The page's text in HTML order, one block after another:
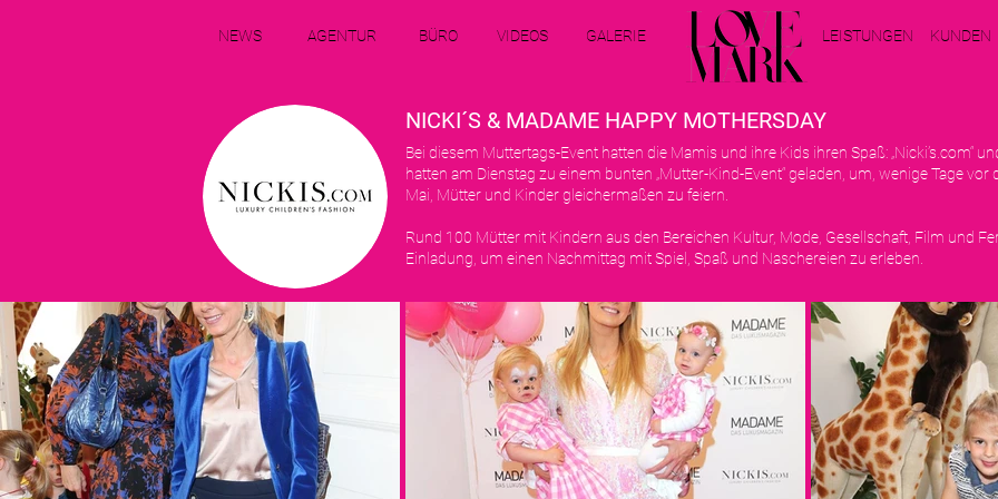
NEWS AGENTUR BÜRO VIDEOS GALERIE LEISTUNGEN KUNDEN
NICKI´S & MADAME HAPPY MOTHERSDAY
Bei diesem Muttertags-Event hatten die Mamis und ihre Kids ihren Spaß: „Nicki’s.com“
hatten am Dienstag zu einem bunten „Mutter-Kind-Event“ geladen, um, wenige Tage
Mai, Mütter und Kinder gleichermaßen zu feiern.
Rund 100 Mütter mit Kindern aus den Bereichen Kultur, Mode, Gesellschaft, Film und
Einladung, um einen Nachmittag mit Spiel, Spaß und Naschereien zu erleben.